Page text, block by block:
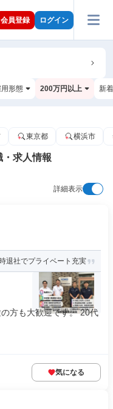
会員登録 ログイン
用形態 200万円以上 新
東京都 横浜市
求人情報
詳細表示
退社でプライベート充実
方も大歓迎です。 20代
気になる